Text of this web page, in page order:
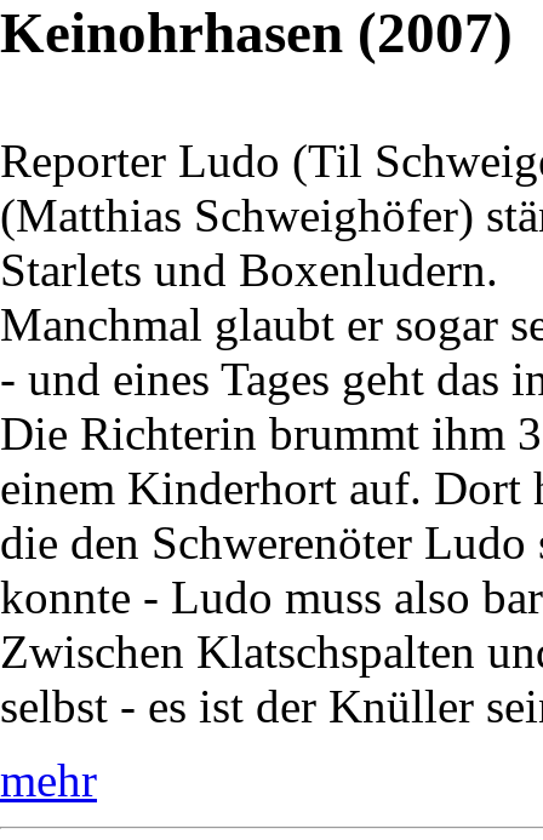
Keinohrhasen (2007)
Reporter Ludo (Til
(Matthias Schweighöfer)
Starlets und Boxenludern.
Manchmal glaubt er sogar
- und eines Tages geht das
Die Richterin brummt ihm
einem Kinderhort auf. Dort
die den Schwerenöter
konnte - Ludo muss also
Zwischen Klatschspalten
selbst - es ist der Knüller
mehr